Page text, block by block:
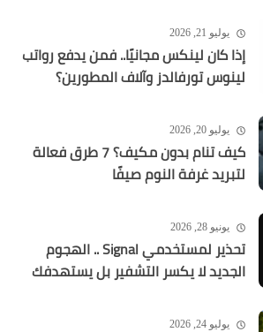
يوليو 21, 2026
إذا كان لينكس مجانيًا.. فمن يدفع رواتب
لينوس تورفالدز وآلاف المطورين؟
يوليو 20, 2026
كيف تنام بدون مكيف؟ 7 طرق فعالة
لتبريد غرفة النوم صيفًا
يونيو 28, 2026
تحذير لمستخدمي Signal .. الهجوم
الجديد لا يكسر التشفير بل يستهدفك
يوليو 24, 2026